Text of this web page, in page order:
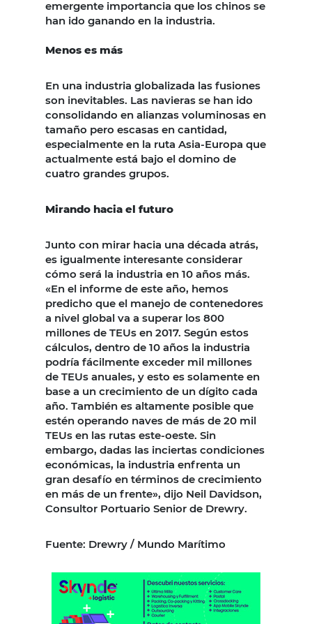
emergente importancia que los chinos se
han ido ganando en la industria.
Menos es más
En una industria globalizada las fusiones
son inevitables. Las navieras se han ido
consolidando en alianzas voluminosas en
tamaño pero escasas en cantidad,
especialmente en la ruta Asia-Europa que
actualmente está bajo el domino de
cuatro grandes grupos.
Mirando hacia el futuro
Junto con mirar hacia una década atrás,
es igualmente interesante considerar
cómo será la industria en 10 años más.
«En el informe de este año, hemos
predicho que el manejo de contenedores
a nivel global va a superar los 800
millones de TEUs en 2017. Según estos
cálculos, dentro de 10 años la industria
podría fácilmente exceder mil millones
de TEUs anuales, y esto es solamente en
base a un crecimiento de un dígito cada
año. También es altamente posible que
estén operando naves de más de 20 mil
TEUs en las rutas este-oeste. Sin
embargo, dadas las inciertas condiciones
económicas, la industria enfrenta un
gran desafío en términos de crecimiento
en más de un frente», dijo Neil Davidson,
Consultor Portuario Senior de Drewry.
Fuente: Drewry / Mundo Marítimo